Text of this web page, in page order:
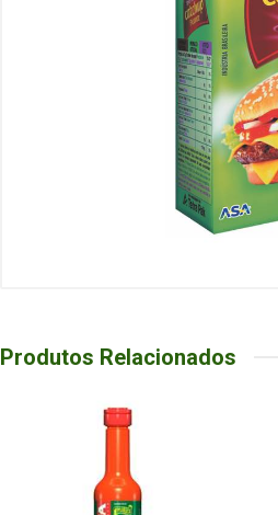
Produtos Relacionados